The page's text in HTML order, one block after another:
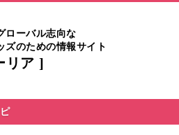
ローバル志向な
ズのための情報サイト
リア